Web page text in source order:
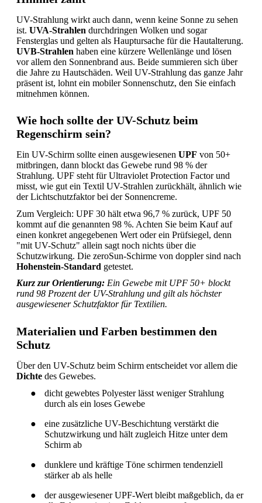
UV-Strahlung wirkt auch dann, wenn keine Sonne zu sehen
ist. UVA-Strahlen durchdringen Wolken und sogar
Fensterglas und gelten als Hauptursache für die Hautalterung.
UVB-Strahlen haben eine kürzere Wellenlänge und lösen
vor allem den Sonnenbrand aus. Beide summieren sich über
die Jahre zu Hautschäden. Weil UV-Strahlung das ganze Jahr
präsent ist, lohnt ein mobiler Sonnenschutz, den Sie einfach
mitnehmen können.
Wie hoch sollte der UV-Schutz beim
Regenschirm sein?
Ein UV-Schirm sollte einen ausgewiesenen UPF von 50+
mitbringen, dann blockt das Gewebe rund 98 % der
Strahlung. UPF steht für Ultraviolet Protection Factor und
misst, wie gut ein Textil UV-Strahlen zurückhält, ähnlich wie
der Lichtschutzfaktor bei der Sonnencreme.
Zum Vergleich: UPF 30 hält etwa 96,7 % zurück, UPF 50
kommt auf die genannten 98 %. Achten Sie beim Kauf auf
einen konkret angegebenen Wert oder ein Prüfsiegel, denn
"mit UV-Schutz" allein sagt noch nichts über die
Schutzwirkung. Die zeroSun-Schirme von doppler sind nach
Hohenstein-Standard getestet.
Kurz zur Orientierung: Ein Gewebe mit UPF 50+ blockt
rund 98 Prozent der UV-Strahlung und gilt als höchster
ausgewiesener Schutzfaktor für Textilien.
Materialien und Farben bestimmen den
Schutz
Über den UV-Schutz beim Schirm entscheidet vor allem die
Dichte des Gewebes.
●
dicht gewebtes Polyester lässt weniger Strahlung
durch als ein loses Gewebe
●
eine zusätzliche UV-Beschichtung verstärkt die
Schutzwirkung und hält zugleich Hitze unter dem
Schirm ab
●
dunklere und kräftige Töne schirmen tendenziell
stärker ab als helle
●
der ausgewiesener UPF-Wert bleibt maßgeblich, da er